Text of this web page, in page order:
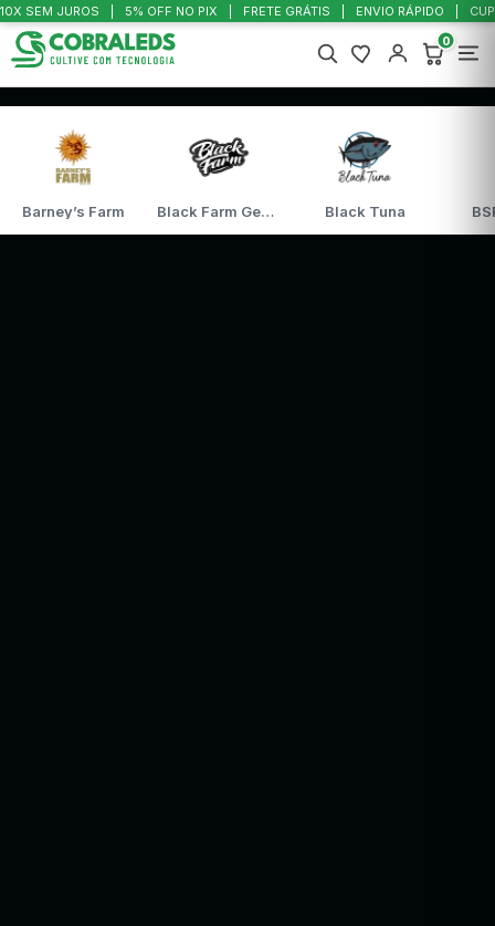
10X SEM JUROS 5% OFF NO PIX FRETE GRÁTIS ENVIO RÁPIDO
0
Barney’s Farm Black Farm Genetix Black Tuna